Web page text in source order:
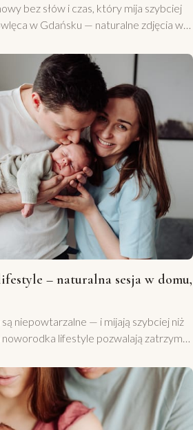
bez słów i czas, który mija szybciej
w Gdańsku — naturalne zdjęcia w
– naturalna sesja w domu,
niepowtarzalne — i mijają szybciej niż
lifestyle pozwalają zatrzymać
póz. Tylko Wy — mama, tata i Wasze
w Gdyni, w świetle wpa